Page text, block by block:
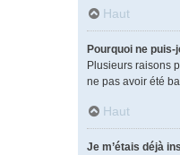
Haut
Pourquoi ne
Plusieurs raisons
ne pas avoir été
Haut
Je m’étais déjà